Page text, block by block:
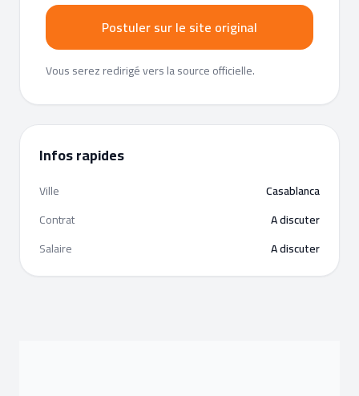
Postuler sur le site original
Vous serez redirigé vers la source officielle.
Infos rapides
Ville
Casablanca
Contrat
A discuter
Salaire
A discuter